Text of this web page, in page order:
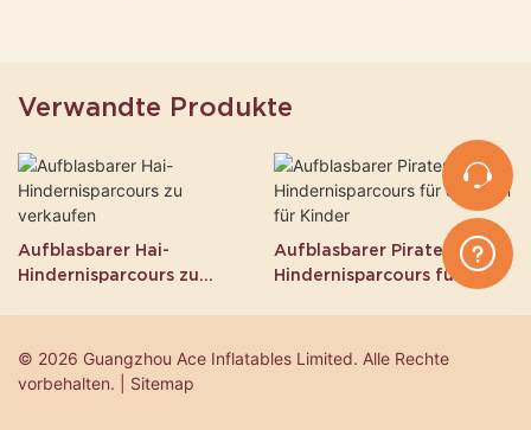
Verwandte Produkte
Aufblasbarer Hai-
Hindernisparcours zu
Aufblasbarer Piratenschiff-
Hindernisparcours für
© 2026 Guangzhou Ace Inflatables Limited. Alle Rechte
vorbehalten. | Sitemap